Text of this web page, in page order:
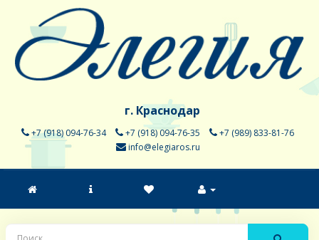
г. Краснодар
+7 (918) 094-76-34 +7 (918) 094-76-35
+7 (989) 833-81-76
info@elegiaros.ru